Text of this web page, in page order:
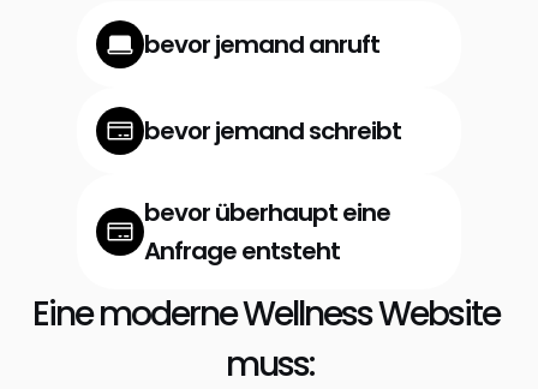
bevor jemand anruft
bevor jemand schreibt
bevor überhaupt eine
Anfrage entsteht
Eine moderne Wellness Website
muss: